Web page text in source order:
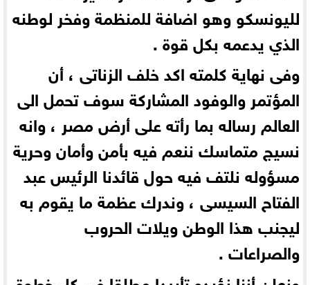
لليونسكو وهو اضافة للمنظمة وفخر لوطنه
الذي يدعمه بكل قوة .
وفى نهاية كلمته اكد خلف الزناتى ، أن
المؤتمر والوفود المشاركة سوف تحمل الى
العالم رساله بما رأته على أرض مصر ، وانه
نسيج متماسك ننعم فيه بأمن وأمان وحرية
مسؤوله نلتف فيه حول قائدنا الرئيس عبد
الفتاح السيسى ، وندرك عظمة ما يقوم به
ليجنب هذا الوطن ويلات الحروب
والصراعات .